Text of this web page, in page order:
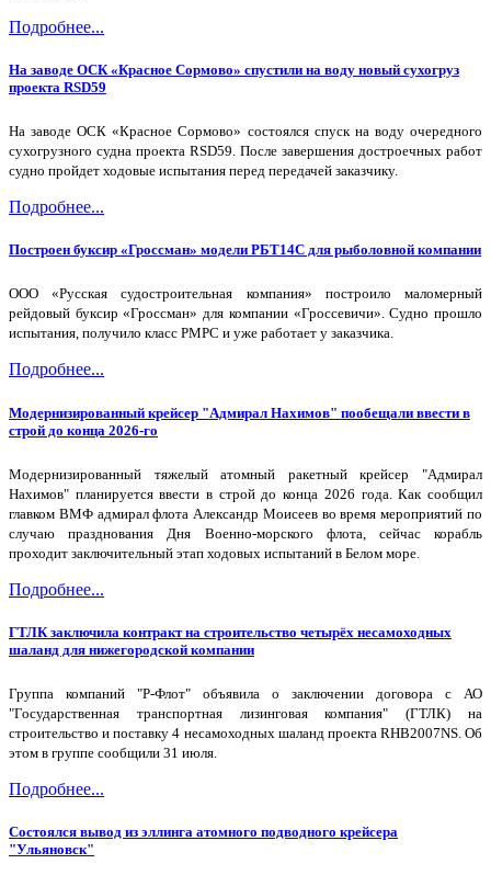
Подробнее...
На заводе ОСК «Красное Сормово» спустили на воду новый сухогруз
проекта RSD59
На заводе ОСК «Красное Сормово» состоялся спуск на воду очередного
сухогрузного судна проекта RSD59. После завершения достроечных работ
судно пройдет ходовые испытания перед передачей заказчику.
Подробнее...
Построен буксир «Гроссман» модели РБТ14С для рыболовной компании
ООО «Русская судостроительная компания» построило маломерный
рейдовый буксир «Гроссман» для компании «Гроссевичи». Судно прошло
испытания, получило класс РМРС и уже работает у заказчика.
Подробнее...
Модернизированный крейсер "Адмирал Нахимов" пообещали ввести в
строй до конца 2026-го
Модернизированный тяжелый атомный ракетный крейсер "Адмирал
Нахимов" планируется ввести в строй до конца 2026 года. Как сообщил
главком ВМФ адмирал флота Александр Моисеев во время мероприятий по
случаю празднования Дня Военно-морского флота, сейчас корабль
проходит заключительный этап ходовых испытаний в Белом море.
Подробнее...
ГТЛК заключила контракт на строительство четырёх несамоходных
шаланд для нижегородской компании
Группа компаний "Р-Флот" объявила о заключении договора с АО
"Государственная транспортная лизинговая компания" (ГТЛК) на
строительство и поставку 4 несамоходных шаланд проекта RHB2007NS. Об
этом в группе сообщили 31 июля.
Подробнее...
Состоялся вывод из эллинга атомного подводного крейсера
"Ульяновск"